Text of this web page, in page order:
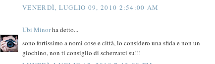
VENERDÌ, LUGLIO 09, 2010 2:54:00 AM
Ubi Minorha detto...
sono fortissimo a nomi cose e città, lo considero una sfida e non un
giochino, non ti consiglio di scherzarci su!!!